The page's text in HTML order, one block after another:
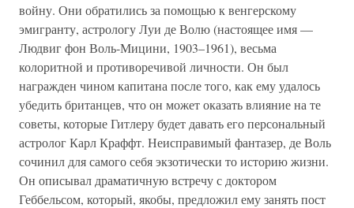
войну. Они обратились за помощью к венгерскому
эмигранту, астрологу Луи де Волю (настоящее имя —
Людвиг фон Воль-Мицини, 1903–1961), весьма
колоритной и противоречивой личности. Он был
награжден чином капитана после того, как ему удалось
убедить британцев, что он может оказать влияние на те
советы, которые Гитлеру будет давать его персональный
астролог Карл Краффт. Неисправимый фантазер, де Воль
сочинил для самого себя экзотически то историю жизни.
Он описывал драматичную встречу с доктором
Геббельсом, который, якобы, предложил ему занять пост